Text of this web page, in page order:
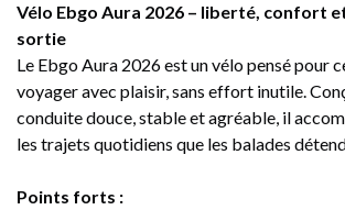
Vélo Ebgo Aura 2026 – liberté, confort
sortie
Le Ebgo Aura 2026 est un vélo pensé pour
voyager avec plaisir, sans effort inutile.
conduite douce, stable et agréable, il
les trajets quotidiens que les balades
Points forts :